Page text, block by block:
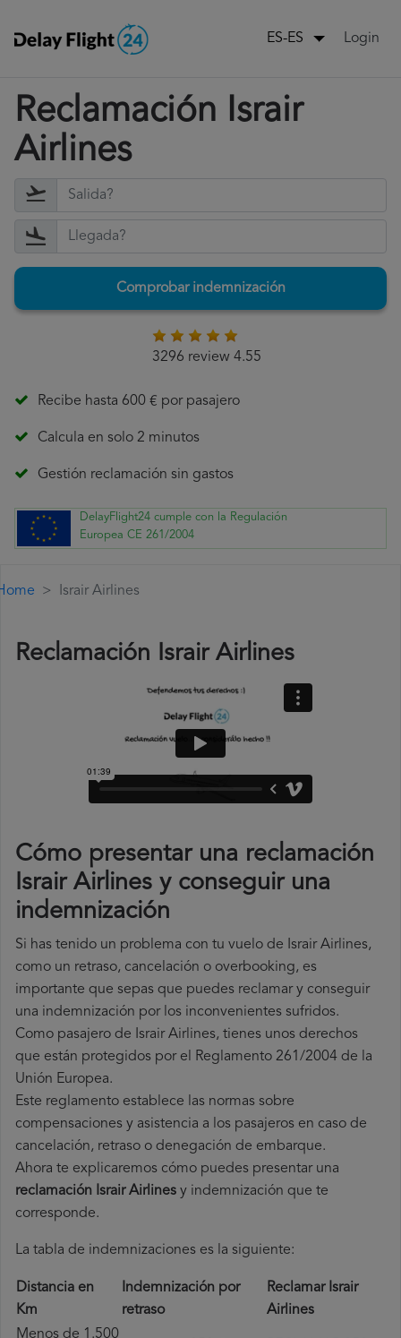
ES-ES Login
Reclamación Israir
Airlines
Comprobar indemnización
3296 review 4.55
Recibe hasta 600 € por pasajero
Calcula en solo 2 minutos
Gestión reclamación sin gastos
DelayFlight24 cumple con la Regulación
Europea CE 261/2004
Israir Airlines
Reclamación Israir Airlines
Cómo presentar una reclamación
Israir Airlines y conseguir una
indemnización
Si has tenido un problema con tu vuelo de Israir Airlines,
como un retraso, cancelación o overbooking, es
importante que sepas que puedes reclamar y conseguir
una indemnización por los inconvenientes sufridos.
Como pasajero de Israir Airlines, tienes unos derechos
que están protegidos por el Reglamento 261/2004 de la
Unión Europea.
Este reglamento establece las normas sobre
compensaciones y asistencia a los pasajeros en caso de
cancelación, retraso o denegación de embarque.
Ahora te explicaremos cómo puedes presentar una
reclamación Israir Airlines y indemnización que te
corresponde.
La tabla de indemnizaciones es la siguiente:
Distancia en
Km
Indemnización por
retraso
Reclamar Israir
Airlines
Menos de 1.500